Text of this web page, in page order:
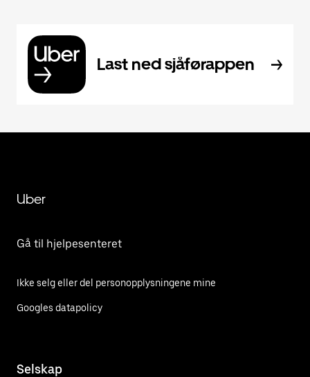
Last ned sjåførappen
Uber
Gå til hjelpesenteret
Ikke selg eller del personopplysningene mine
Googles datapolicy
Selskap